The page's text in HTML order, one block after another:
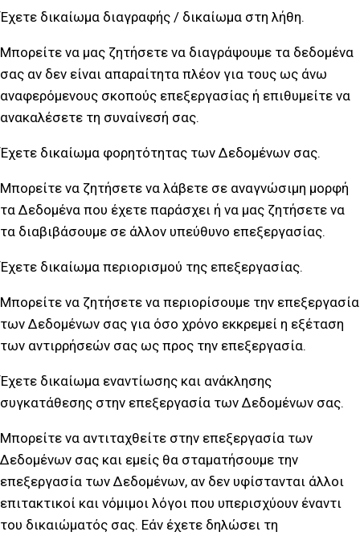
Έχετε δικαίωμα διαγραφής / δικαίωμα στη λήθη.
Μπορείτε να μας ζητήσετε να διαγράψουμε τα δεδομένα
σας αν δεν είναι απαραίτητα πλέον για τους ως άνω
αναφερόμενους σκοπούς επεξεργασίας ή επιθυμείτε να
ανακαλέσετε τη συναίνεσή σας.
Έχετε δικαίωμα φορητότητας των Δεδομένων σας.
Μπορείτε να ζητήσετε να λάβετε σε αναγνώσιμη μορφή
τα Δεδομένα που έχετε παράσχει ή να μας ζητήσετε να
τα διαβιβάσουμε σε άλλον υπεύθυνο επεξεργασίας.
Έχετε δικαίωμα περιορισμού της επεξεργασίας.
Μπορείτε να ζητήσετε να περιορίσουμε την επεξεργασία
των Δεδομένων σας για όσο χρόνο εκκρεμεί η εξέταση
των αντιρρήσεών σας ως προς την επεξεργασία.
Έχετε δικαίωμα εναντίωσης και ανάκλησης
συγκατάθεσης στην επεξεργασία των Δεδομένων σας.
Μπορείτε να αντιταχθείτε στην επεξεργασία των
Δεδομένων σας και εμείς θα σταματήσουμε την
επεξεργασία των Δεδομένων, αν δεν υφίστανται άλλοι
επιτακτικοί και νόμιμοι λόγοι που υπερισχύουν έναντι
του δικαιώματός σας. Εάν έχετε δηλώσει τη